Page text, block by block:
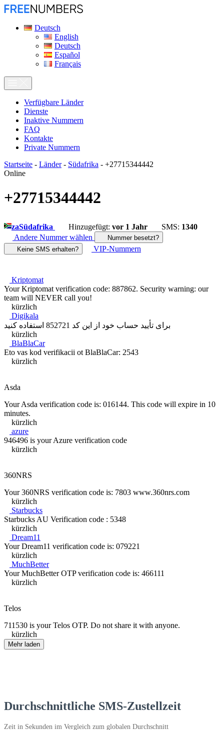
Deutsch
English
Deutsch
Español
Français
Verfügbare Länder
Dienste
Inaktive Nummern
FAQ
Kontakte
Private Nummern
Startseite - Länder- Südafrika - +27715344442
Online
+27715344442
zaSüdafrika Hinzugefügt: vor 1 Jahr SMS: 1340
Andere Nummer wählen
Nummer besetzt?
Keine SMS erhalten?
VIP-Nummern
Kriptomat
Your Kriptomat verification code: 887862. Security warning: our
team will NEVER call you!
kürzlich
Digikala
برای تأیید حساب خود از این کد 852721 استفاده کنید
kürzlich
BlaBlaCar
Eto vas kod verifikacii ot BlaBlaCar: 2543
kürzlich
Asda
Your Asda verification code is: 016144. This code will expire in 10
minutes.
kürzlich
azure
946496 is your Azure verification code
kürzlich
360NRS
Your 360NRS verification code is: 7803 www.360nrs.com
kürzlich
Starbucks
Starbucks AU Verification code : 5348
kürzlich
Dream11
Your Dream11 verification code is: 079221
kürzlich
MuchBetter
Your MuchBetter OTP verification code is: 466111
kürzlich
Telos
711530 is your Telos OTP. Do not share it with anyone.
kürzlich
Mehr laden
Durchschnittliche SMS-Zustellzeit
Zeit in Sekunden im Vergleich zum globalen Durchschnitt